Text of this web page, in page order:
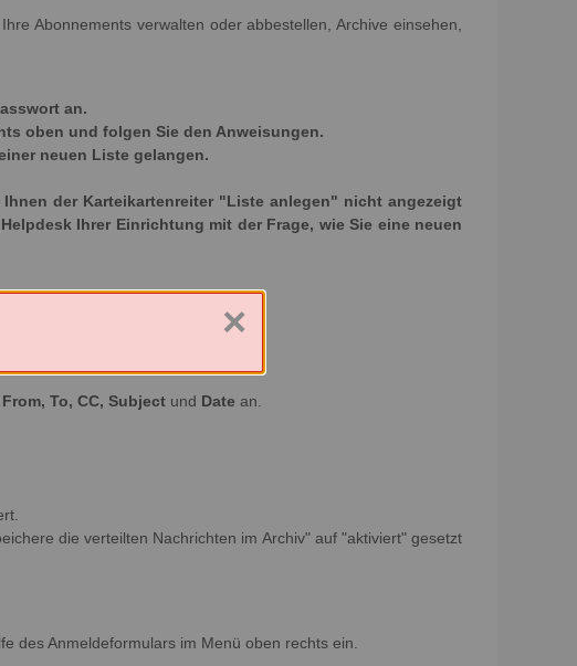
Abonnements verwalten oder abbestellen, Archive einsehen,
an.
oben und folgen Sie den Anweisungen.
neuen Liste gelangen.
der Karteikartenreiter "Liste anlegen" nicht angezeigt
Ihrer Einrichtung mit der Frage, wie Sie eine neuen
From, To, CC, Subject und Date an.
die verteilten Nachrichten im Archiv" auf "aktiviert" gesetzt
des Anmeldeformulars im Menü oben rechts ein.
×